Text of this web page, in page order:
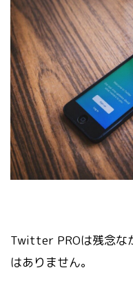
Twitter PROは残念な
はありません。